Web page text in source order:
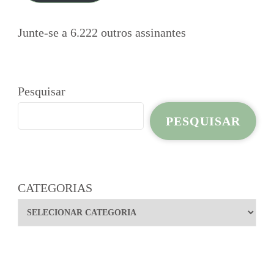
Junte-se a 6.222 outros assinantes
Pesquisar
PESQUISAR
CATEGORIAS